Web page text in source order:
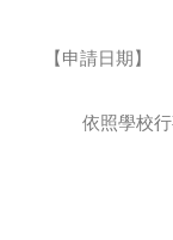
【申請日期】
依照學校